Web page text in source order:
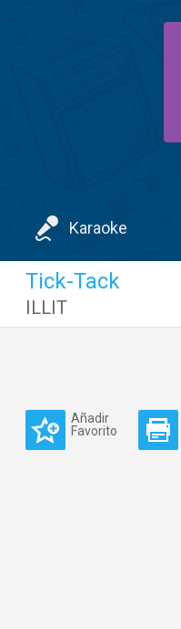
Karaoke
Tick-Tack
ILLIT
Añadir
Favorito